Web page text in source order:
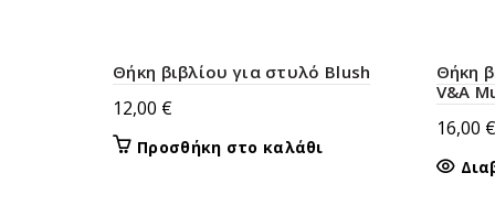
Θήκη βιβλίου για στυλό Blush
12,00 €
Προσθήκη στο καλάθι
Θήκη
V&A
16,00 €